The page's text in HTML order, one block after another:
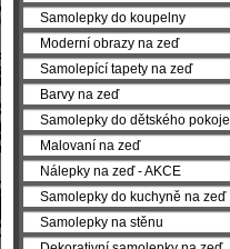
Samolepky do koupelny
Moderní obrazy na zeď
Samolepící tapety na zeď
Barvy na zeď
Samolepky do dětského pokoje
Malovaní na zeď
Nálepky na zeď - AKCE
Samolepky do kuchyně na zeď
Samolepky na stěnu